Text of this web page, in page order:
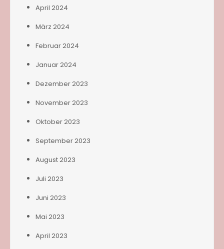
April 2024
März 2024
Februar 2024
Januar 2024
Dezember 2023
November 2023
Oktober 2023
September 2023
August 2023
Juli 2023
Juni 2023
Mai 2023
April 2023